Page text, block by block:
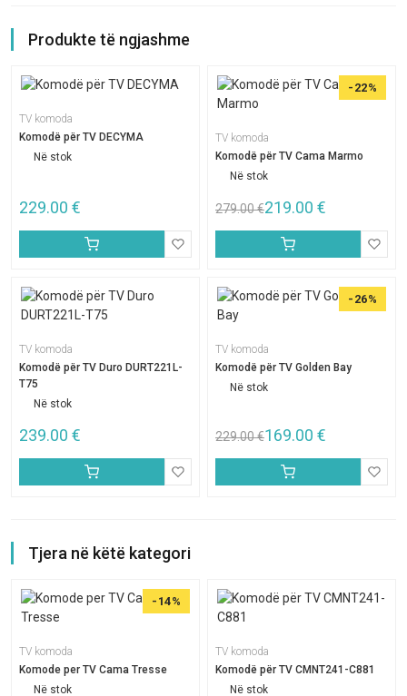
Produkte të ngjashme
TV komoda
Komodë për TV DECYMA
Në stok
229.00 €
-22%
TV komoda
Komodë për TV Cama Marmo
Në stok
279.00€219.00 €
TV komoda
Komodë për TV Duro DURT221L-
T75
Në stok
239.00 €
-26%
TV komoda
Komodë për TV Golden Bay
Në stok
229.00€169.00 €
Tjera në këtë kategori
-14%
TV komoda
Komode per TV Cama Tresse
Në stok
TV komoda
Komodë për TV CMNT241-C881
Në stok